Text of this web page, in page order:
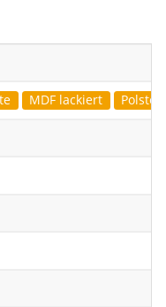
MDF lackiert Polster